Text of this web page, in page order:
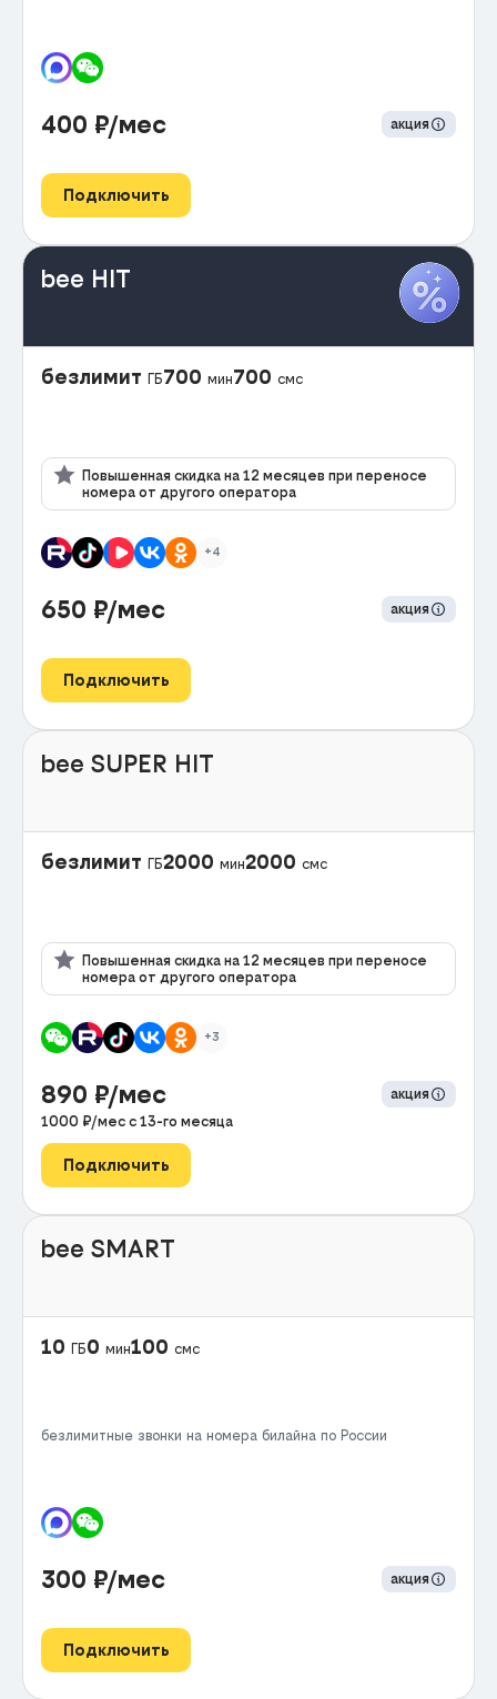
400 ₽/мес акция
Подключить
bee HIT
безлимит ГБ700 мин700 смс
Повышенная скидка на 12 месяцев при переносе
номера от другого оператора
+4
650 ₽/мес акция
Подключить
bee SUPER HIT
безлимит ГБ2000 мин2000 смс
Повышенная скидка на 12 месяцев при переносе
номера от другого оператора
+3
890 ₽/мес
акция
1000 ₽/мес с 13-го месяца
Подключить
bee SMART
10 ГБ0 мин100 смс
безлимитные звонки на номера билайна по России
300 ₽/мес акция
Подключить